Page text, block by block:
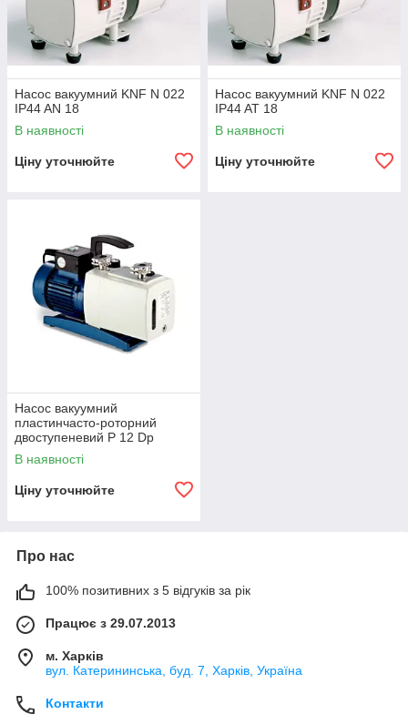
Насос вакуумний KNF N 022
IP44 AN 18
В наявності
Ціну уточнюйте
Насос вакуумний KNF N 022
IP44 AT 18
В наявності
Ціну уточнюйте
Насос вакуумний
пластинчасто-роторний
двоступеневий P 12 Dp
В наявності
Ціну уточнюйте
Про нас
100% позитивних з 5 відгуків за рік
Працює з 29.07.2013
м. Харків
вул. Катерининська, буд. 7, Харків, Україна
Контакти